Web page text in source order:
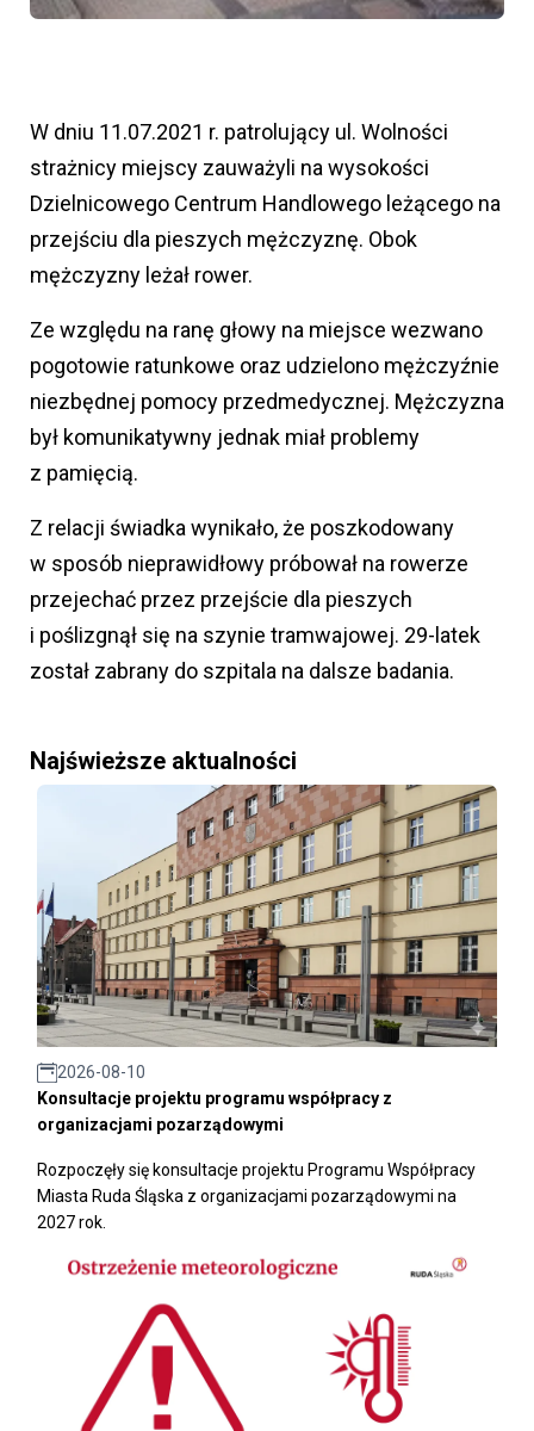
W dniu 11.07.2021 r. patrolujący ul. Wolności
strażnicy miejscy zauważyli na wysokości
Dzielnicowego Centrum Handlowego leżącego na
przejściu dla pieszych mężczyznę. Obok
mężczyzny leżał rower.
Ze względu na ranę głowy na miejsce wezwano
pogotowie ratunkowe oraz udzielono mężczyźnie
niezbędnej pomocy przedmedycznej. Mężczyzna
był komunikatywny jednak miał problemy
z pamięcią.
Z relacji świadka wynikało, że poszkodowany
w sposób nieprawidłowy próbował na rowerze
przejechać przez przejście dla pieszych
i poślizgnął się na szynie tramwajowej. 29-latek
został zabrany do szpitala na dalsze badania.
Najświeższe aktualności
2026-08-10
Konsultacje projektu programu współpracy z
organizacjami pozarządowymi
Rozpoczęły się konsultacje projektu Programu Współpracy
Miasta Ruda Śląska z organizacjami pozarządowymi na
2027 rok.